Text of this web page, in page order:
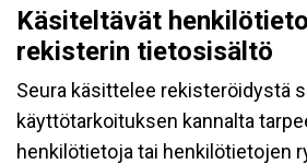
Käsiteltävät
rekisterin tietosisältö
Seura käsittelee rekisteröidystä
käyttötarkoituksen kannalta
henkilötietoja tai henkilötietojen